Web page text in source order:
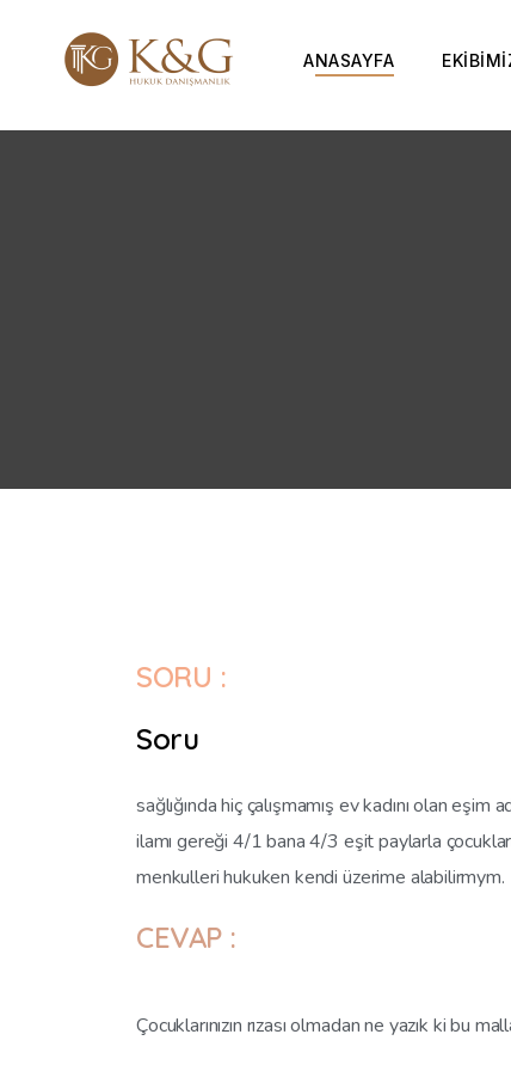
ANASAYFA
SORU :
Soru
sağlığında hiç çalışmamış ev kadını olan
ilamı gereği 4/1 bana 4/3 eşit paylarla
menkulleri hukuken kendi üzerime alabilirmym.
CEVAP :
Çocuklarınızın rızası olmadan ne yazık ki bu